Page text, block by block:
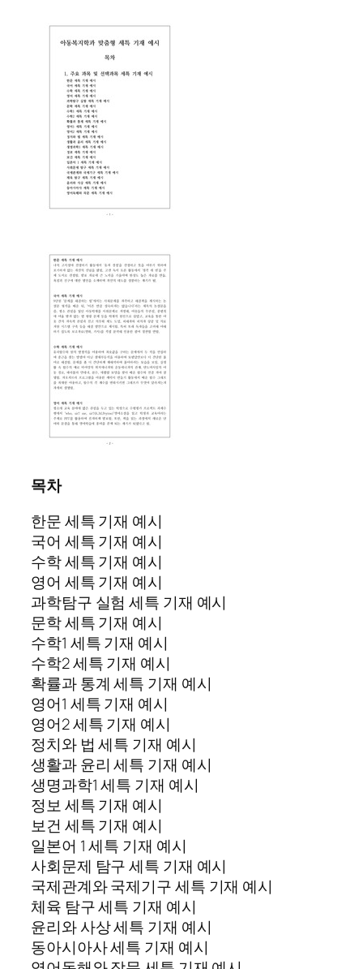
목차
한문 세특 기재 예시
국어 세특 기재 예시
수학 세특 기재 예시
영어 세특 기재 예시
과학탐구 실험 세특 기재 예시
문학 세특 기재 예시
수학1 세특 기재 예시
수학2 세특 기재 예시
확률과 통계 세특 기재 예시
영어1 세특 기재 예시
영어2 세특 기재 예시
정치와 법 세특 기재 예시
생활과 윤리 세특 기재 예시
생명과학1 세특 기재 예시
정보 세특 기재 예시
보건 세특 기재 예시
일본어 1 세특 기재 예시
사회문제 탐구 세특 기재 예시
국제관계와 국제기구 세특 기재 예시
체육 탐구 세특 기재 예시
윤리와 사상 세특 기재 예시
동아시아사 세특 기재 예시